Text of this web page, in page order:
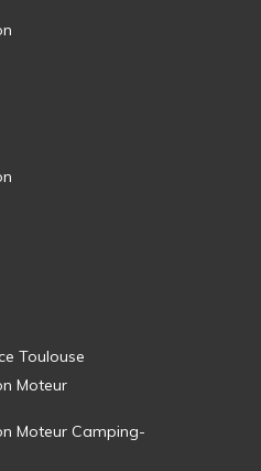
Toulouse
Moteur
Moteur Camping-